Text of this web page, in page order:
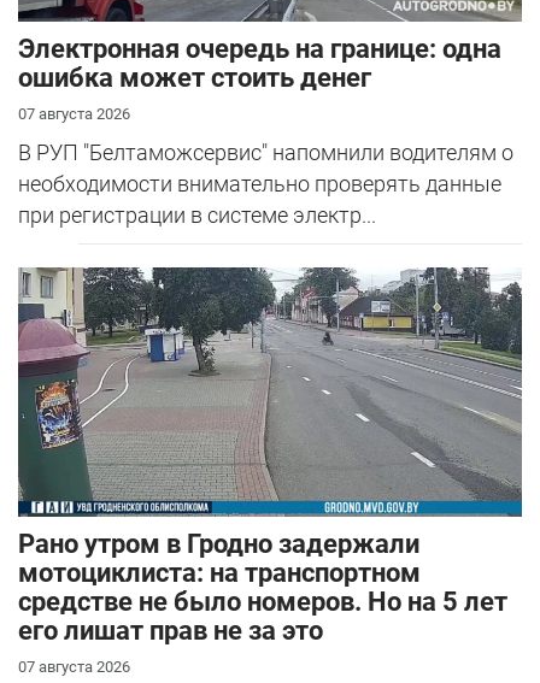
Электронная очередь на границе: одна
ошибка может стоить денег
07 августа 2026
В РУП "Белтаможсервис" напомнили водителям о
необходимости внимательно проверять данные
при регистрации в системе электр...
Рано утром в Гродно задержали
мотоциклиста: на транспортном
средстве не было номеров. Но на 5 лет
его лишат прав не за это
07 августа 2026